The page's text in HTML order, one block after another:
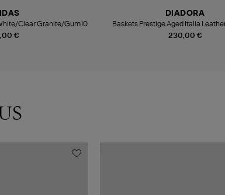
€
Clear Granite/Gum10
230,00 €
DIADORA
Baskets Prestige Aged Italia